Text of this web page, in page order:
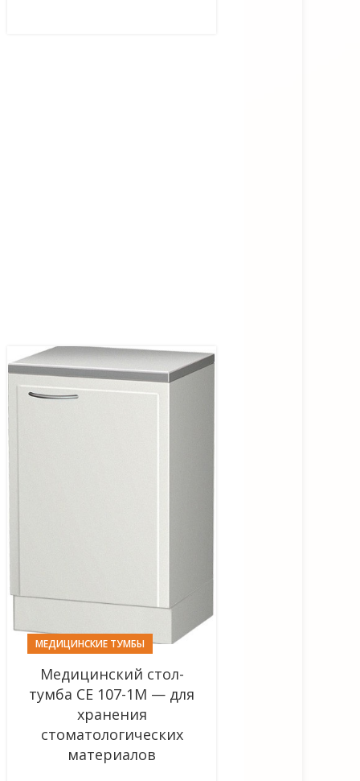
МЕДИЦИНСКИЕ ТУМБЫ
Медицинский стол-
тумба СЕ 107-1М — для
хранения
стоматологических
материалов